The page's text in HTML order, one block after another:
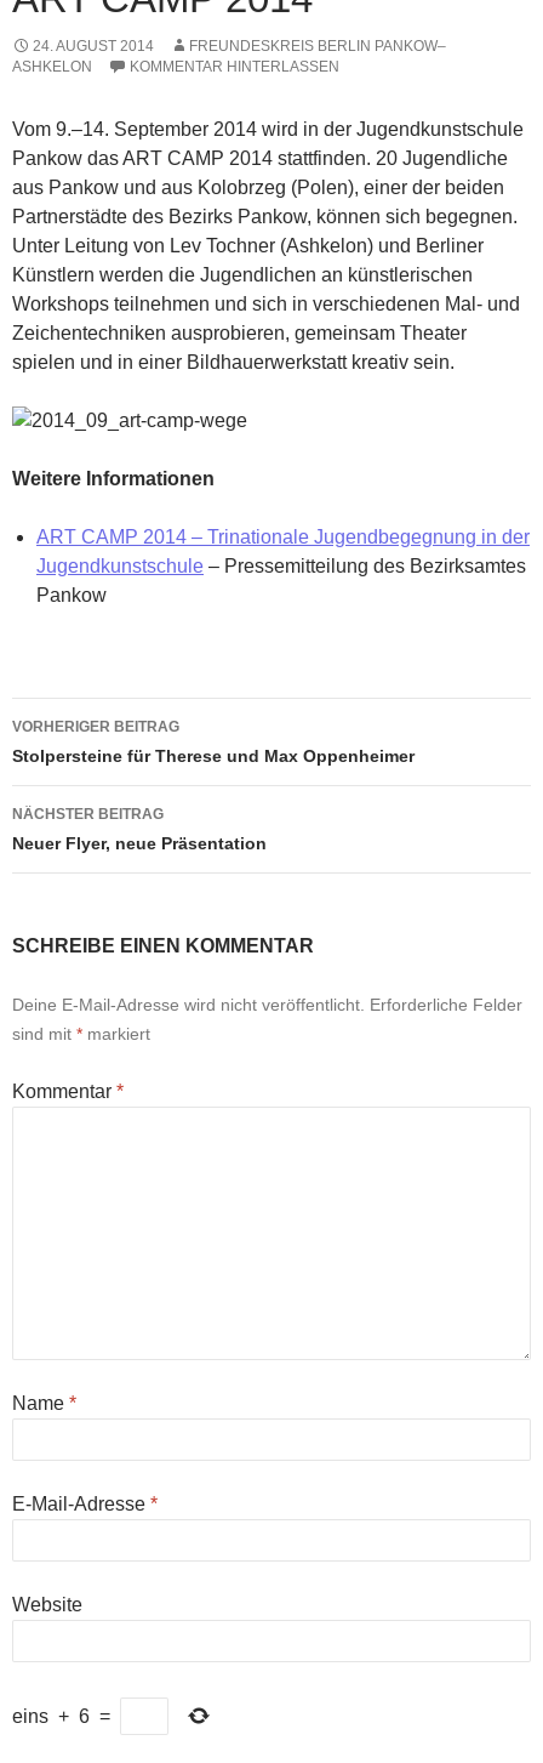
24. AUGUST 2014
FREUNDESKREIS BERLIN PANKOW–
ASHKELON
KOMMENTAR HINTERLASSEN
Vom 9.–14. September 2014 wird in der Jugendkunstschule
Pankow das ART CAMP 2014 stattfinden. 20 Jugendliche
aus Pankow und aus Kolobrzeg (Polen), einer der beiden
Partnerstädte des Bezirks Pankow, können sich begegnen.
Unter Leitung von Lev Tochner (Ashkelon) und Berliner
Künstlern werden die Jugendlichen an künstlerischen
Workshops teilnehmen und sich in verschiedenen Mal- und
Zeichentechniken ausprobieren, gemeinsam Theater
spielen und in einer Bildhauerwerkstatt kreativ sein.
Weitere Informationen
ART CAMP 2014 – Trinationale Jugendbegegnung in der
Jugendkunstschule – Pressemitteilung des Bezirksamtes
Pankow
Beitragsnavigation
VORHERIGER BEITRAG
Stolpersteine für Therese und Max Oppenheimer
NÄCHSTER BEITRAG
Neuer Flyer, neue Präsentation
SCHREIBE EINEN KOMMENTAR
Deine E-Mail-Adresse wird nicht veröffentlicht. Erforderliche Felder
sind mit * markiert
Kommentar *
Name *
E-Mail-Adresse *
Website
eins + 6 =